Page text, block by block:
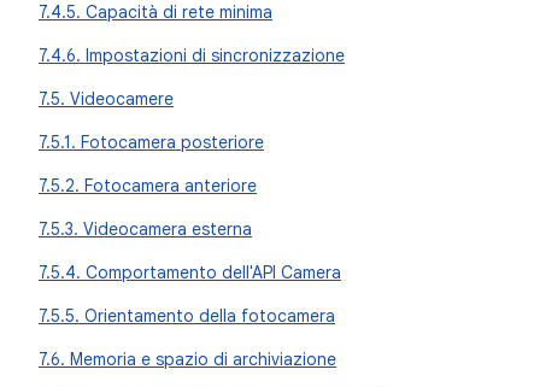
7.4.5. Capacità di rete minima
7.4.6. Impostazioni di sincronizzazione
7.5. Videocamere
7.5.1. Fotocamera posteriore
7.5.2. Fotocamera anteriore
7.5.3. Videocamera esterna
7.5.4. Comportamento dell'API Camera
7.5.5. Orientamento della fotocamera
7.6. Memoria e spazio di archiviazione